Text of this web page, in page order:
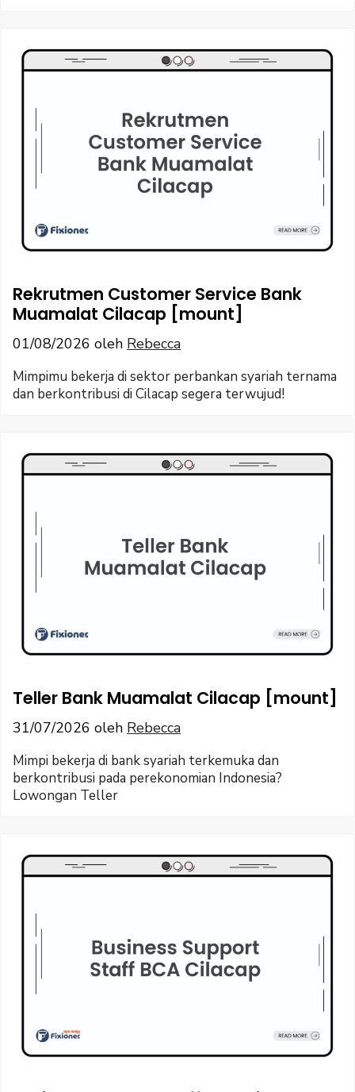
Rekrutmen Customer Service Bank
Muamalat Cilacap [mount]
01/08/2026 oleh Rebecca
Mimpimu bekerja di sektor perbankan syariah ternama
dan berkontribusi di Cilacap segera terwujud!
Teller Bank Muamalat Cilacap [mount]
31/07/2026 oleh Rebecca
Mimpi bekerja di bank syariah terkemuka dan
berkontribusi pada perekonomian Indonesia?
Lowongan Teller